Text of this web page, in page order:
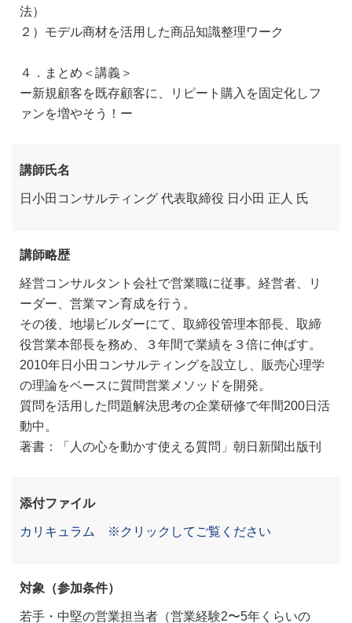
法）
２）モデル商材を活用した商品知識整理ワーク
４．まとめ＜講義＞
ー新規顧客を既存顧客に、リピート購入を固定化しフ
ァンを増やそう！ー
講師氏名
日小田コンサルティング 代表取締役 日小田 正人 氏
講師略歴
経営コンサルタント会社で営業職に従事。経営者、リ
ーダー、営業マン育成を行う。
その後、地場ビルダーにて、取締役管理本部長、取締
役営業本部長を務め、３年間で業績を３倍に伸ばす。
2010年日小田コンサルティングを設立し、販売心理学
の理論をベースに質問営業メソッドを開発。
質問を活用した問題解決思考の企業研修で年間200日活
動中。
著書：「人の心を動かす使える質問」朝日新聞出版刊
添付ファイル
カリキュラム ※クリックしてご覧ください
対象（参加条件）
若手・中堅の営業担当者（営業経験2〜5年くらいの